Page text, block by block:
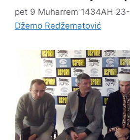
pet 9 Muharrem 1434AH
Džemo Redžematović